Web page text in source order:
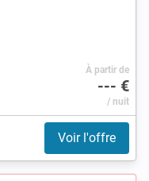
À partir de
--- €
/ nuit
Voir l'offre